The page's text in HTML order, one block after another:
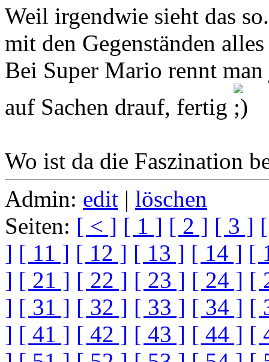
Weil irgendwie sieht das
mit den Gegenständen
Bei Super Mario rennt
auf Sachen drauf, fertig
Wo ist da die Faszination
Admin: edit | löschen
Seiten: [ < ] [ 1 ] [ 2 ] [ 3 ]
] [ 11 ] [ 12 ] [ 13 ] [ 14 ] [
] [ 21 ] [ 22 ] [ 23 ] [ 24 ] [
] [ 31 ] [ 32 ] [ 33 ] [ 34 ] [
] [ 41 ] [ 42 ] [ 43 ] [ 44 ] [